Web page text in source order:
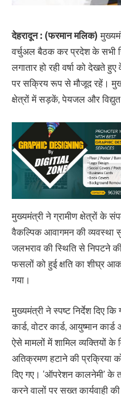
देहरादून : (फरमान मलिक)
वर्चुअल बैठक कर प्रदेश के सभी
लगातार हो रही वर्षा को देखते
पर सक्रिय रूप से मौजूद रहें।
क्षेत्रों में सड़कें, पेयजल और
मुख्यमंत्री ने ग्रामीण क्षेत्रों के
वैकल्पिक आवागमन की व्यवस्था
जलभराव की स्थिति से निपटने
फसलों को हुई क्षति का शीघ्र
गया।
मुख्यमंत्री ने स्पष्ट निर्देश दिए
कार्ड, वोटर कार्ड, आयुष्मान
ऐसे मामलों में शामिल व्यक्तियों के
अतिक्रमण हटाने की प्रक्रिया
दिए गए। ‘ऑपरेशन कालनेमी’ के
करने वालों पर सख्त कार्यवाही